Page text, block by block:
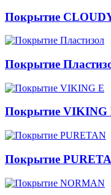
Покрытие
Покрытие
Покрытие VIKING
Покрытие